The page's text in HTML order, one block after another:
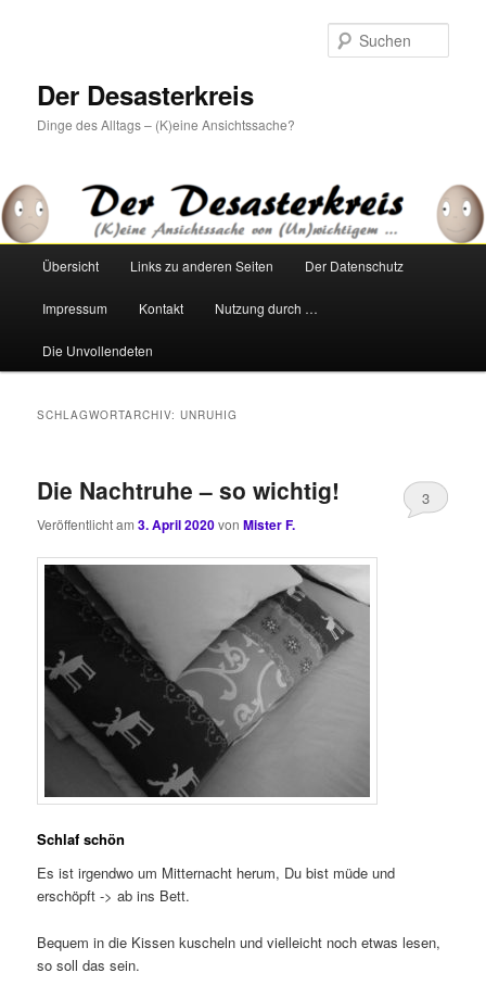
Der Desasterkreis
Dinge des Alltags – (K)eine Ansichtssache?
HauptmenüÜbersicht Links zu anderen Seiten Der Datenschutz
Impressum Kontakt Nutzung durch …
Die Unvollendeten
SCHLAGWORTARCHIV:UNRUHIG
Die Nachtruhe – so wichtig!
Veröffentlicht am3. April 2020vonMister F.
3
Schlaf schön
Es ist irgendwo um Mitternacht herum, Du bist müde und
erschöpft -> ab ins Bett.
Bequem in die Kissen kuscheln und vielleicht noch etwas lesen,
so soll das sein.